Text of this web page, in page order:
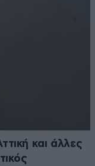
και άλλες